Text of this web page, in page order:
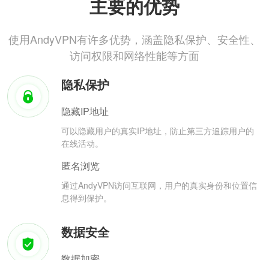
主要的优势
使用AndyVPN有许多优势，涵盖隐私保护、安全性、
访问权限和网络性能等方面
隐私保护
隐藏IP地址
可以隐藏用户的真实IP地址，防止第三方追踪用户的
在线活动。
匿名浏览
通过AndyVPN访问互联网，用户的真实身份和位置信
息得到保护。
数据安全